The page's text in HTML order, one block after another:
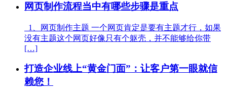
网页制作流程当中有哪些步骤是重点
1、网页制作主题 一个网页肯定是要有主题才行，如果
没有主题这个网页好像只有个躯壳，并不能够给你带
[…]
打造企业线上“黄金门面”：让客户第一眼就信
赖您！